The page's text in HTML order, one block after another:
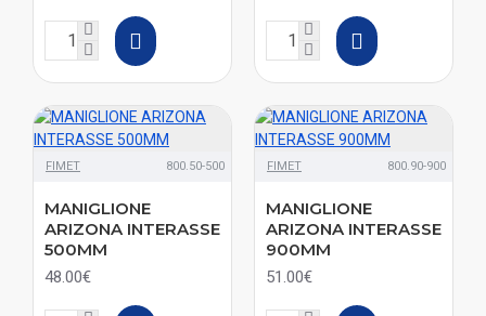
FIMET 800.50-500
MANIGLIONE
ARIZONA INTERASSE
500MM
48.00€
FIMET 800.90-900
MANIGLIONE
ARIZONA INTERASSE
900MM
51.00€